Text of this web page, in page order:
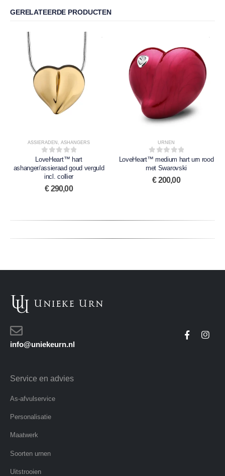
GERELATEERDE PRODUCTEN
ASSIERADEN ASHANGERS
0out of 5
LoveHeart™ hart
ashanger/assieraad goud verguld
incl. collier
€290,00
URNEN
0out of 5
LoveHeart™ medium hart urn rood
met Swarovski
€200,00
info@uniekeurn.nl
Service en advies
As-afvulservice
Personalisatie
Maatwerk
Soorten urnen
Uitstrooien